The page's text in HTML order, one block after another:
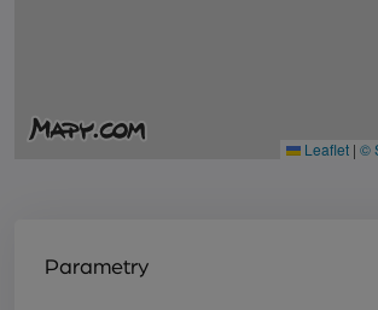
Leaflet | ©
Parametry